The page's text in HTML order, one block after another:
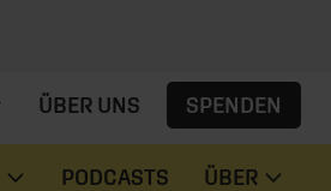
ÜBER UNS SPENDEN
PODCASTS ÜBER